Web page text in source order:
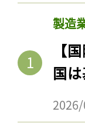
製造
【
国